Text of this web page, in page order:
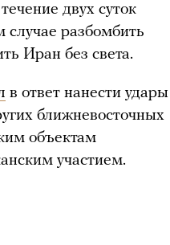
двух суток
разбомбить
Иран без света.
в ответ нанести удары
ближневосточных
объектам
участием.